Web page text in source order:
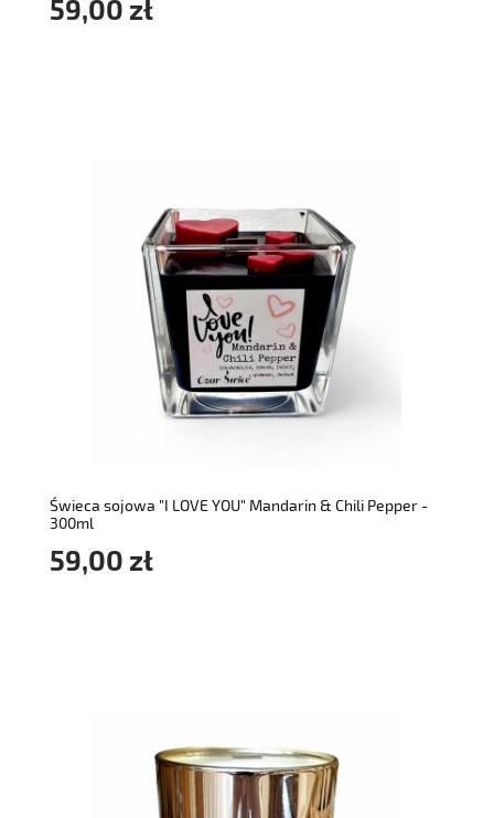
59,00 zł
Świeca sojowa "I LOVE YOU" Mandarin & Chili Pepper -
300ml
59,00 zł
do koszyka